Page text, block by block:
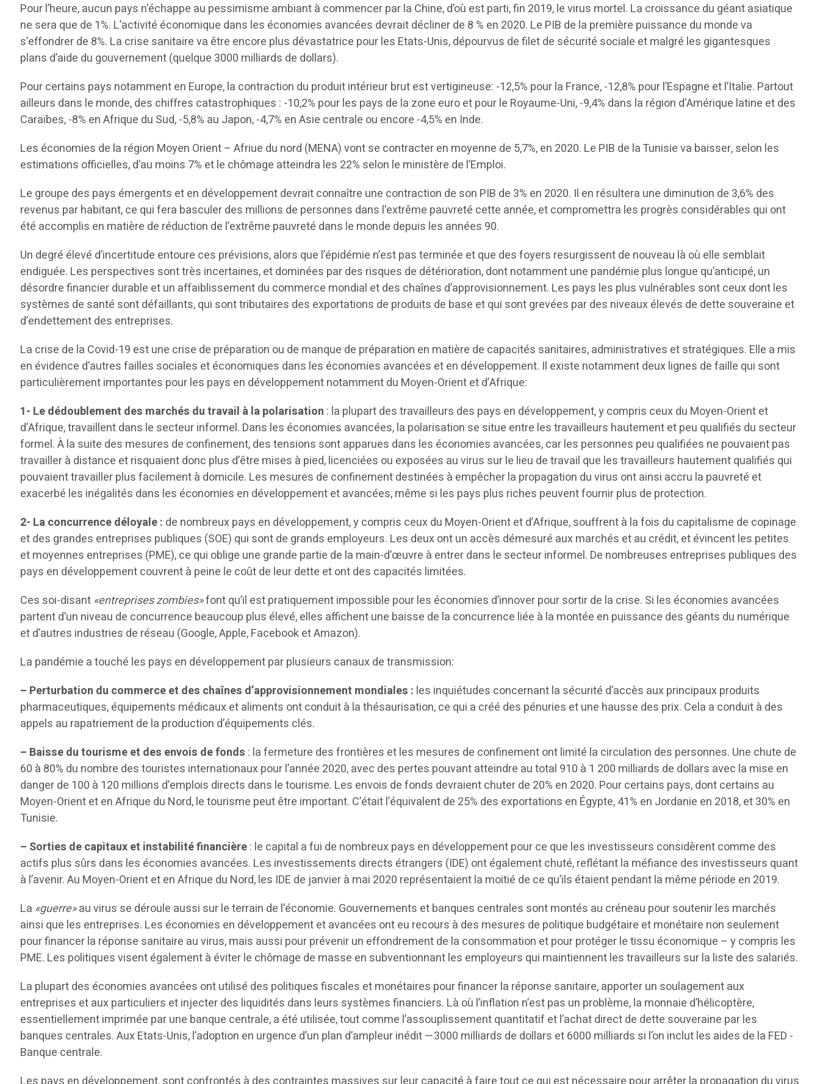
Pour l’heure, aucun pays n’échappe au pessimisme ambiant à commencer par la Chine, d’où est parti, fin 2019, le virus mortel. La croissance du géant asiatique
ne sera que de 1%. L’activité économique dans les économies avancées devrait décliner de 8 % en 2020. Le PIB de la première puissance du monde va
s’effondrer de 8%. La crise sanitaire va être encore plus dévastatrice pour les Etats-Unis, dépourvus de filet de sécurité sociale et malgré les gigantesques
plans d’aide du gouvernement (quelque 3000 milliards de dollars).
Pour certains pays notamment en Europe, la contraction du produit intérieur brut est vertigineuse: -12,5% pour la France, -12,8% pour l’Espagne et l’Italie. Partout
ailleurs dans le monde, des chiffres catastrophiques : -10,2% pour les pays de la zone euro et pour le Royaume-Uni, -9,4% dans la région d’Amérique latine et des
Caraïbes, -8% en Afrique du Sud, -5,8% au Japon, -4,7% en Asie centrale ou encore -4,5% en Inde.
Les économies de la région Moyen Orient – Afriue du nord (MENA) vont se contracter en moyenne de 5,7%, en 2020. Le PIB de la Tunisie va baisser, selon les
estimations officielles, d’au moins 7% et le chômage atteindra les 22% selon le ministère de l’Emploi.
Le groupe des pays émergents et en développement devrait connaître une contraction de son PIB de 3% en 2020. Il en résultera une diminution de 3,6% des
revenus par habitant, ce qui fera basculer des millions de personnes dans l’extrême pauvreté cette année, et compromettra les progrès considérables qui ont
été accomplis en matière de réduction de l’extrême pauvreté dans le monde depuis les années 90.
Un degré élevé d’incertitude entoure ces prévisions, alors que l’épidémie n’est pas terminée et que des foyers resurgissent de nouveau là où elle semblait
endiguée. Les perspectives sont très incertaines, et dominées par des risques de détérioration, dont notamment une pandémie plus longue qu’anticipé, un
désordre financier durable et un affaiblissement du commerce mondial et des chaînes d’approvisionnement. Les pays les plus vulnérables sont ceux dont les
systèmes de santé sont défaillants, qui sont tributaires des exportations de produits de base et qui sont grevées par des niveaux élevés de dette souveraine et
d’endettement des entreprises.
La crise de la Covid-19 est une crise de préparation ou de manque de préparation en matière de capacités sanitaires, administratives et stratégiques. Elle a mis
en évidence d’autres failles sociales et économiques dans les économies avancées et en développement. Il existe notamment deux lignes de faille qui sont
particulièrement importantes pour les pays en développement notamment du Moyen-Orient et d’Afrique:
1- Le dédoublement des marchés du travail à la polarisation : la plupart des travailleurs des pays en développement, y compris ceux du Moyen-Orient et
d’Afrique, travaillent dans le secteur informel. Dans les économies avancées, la polarisation se situe entre les travailleurs hautement et peu qualifiés du secteur
formel. À la suite des mesures de confinement, des tensions sont apparues dans les économies avancées, car les personnes peu qualifiées ne pouvaient pas
travailler à distance et risquaient donc plus d’être mises à pied, licenciées ou exposées au virus sur le lieu de travail que les travailleurs hautement qualifiés qui
pouvaient travailler plus facilement à domicile. Les mesures de confinement destinées à empêcher la propagation du virus ont ainsi accru la pauvreté et
exacerbé les inégalités dans les économies en développement et avancées, même si les pays plus riches peuvent fournir plus de protection.
2- La concurrence déloyale : de nombreux pays en développement, y compris ceux du Moyen-Orient et d’Afrique, souffrent à la fois du capitalisme de copinage
et des grandes entreprises publiques (SOE) qui sont de grands employeurs. Les deux ont un accès démesuré aux marchés et au crédit, et évincent les petites
et moyennes entreprises (PME), ce qui oblige une grande partie de la main-d’œuvre à entrer dans le secteur informel. De nombreuses entreprises publiques des
pays en développement couvrent à peine le coût de leur dette et ont des capacités limitées.
Ces soi-disant «entreprises zombies»font qu’il est pratiquement impossible pour les économies d’innover pour sortir de la crise. Si les économies avancées
partent d’un niveau de concurrence beaucoup plus élevé, elles affichent une baisse de la concurrence liée à la montée en puissance des géants du numérique
et d’autres industries de réseau (Google, Apple, Facebook et Amazon).
La pandémie a touché les pays en développement par plusieurs canaux de transmission:
– Perturbation du commerce et des chaînes d’approvisionnement mondiales : les inquiétudes concernant la sécurité d’accès aux principaux produits
pharmaceutiques, équipements médicaux et aliments ont conduit à la thésaurisation, ce qui a créé des pénuries et une hausse des prix. Cela a conduit à des
appels au rapatriement de la production d’équipements clés.
– Baisse du tourisme et des envois de fonds : la fermeture des frontières et les mesures de confinement ont limité la circulation des personnes. Une chute de
60 à 80% du nombre des touristes internationaux pour l’année 2020, avec des pertes pouvant atteindre au total 910 à 1 200 milliards de dollars avec la mise en
danger de 100 à 120 millions d’emplois directs dans le tourisme. Les envois de fonds devraient chuter de 20% en 2020. Pour certains pays, dont certains au
Moyen-Orient et en Afrique du Nord, le tourisme peut être important. C’était l’équivalent de 25% des exportations en Égypte, 41% en Jordanie en 2018, et 30% en
Tunisie.
– Sorties de capitaux et instabilité financière: le capital a fui de nombreux pays en développement pour ce que les investisseurs considèrent comme des
actifs plus sûrs dans les économies avancées. Les investissements directs étrangers (IDE) ont également chuté, reflétant la méfiance des investisseurs quant
à l’avenir. Au Moyen-Orient et en Afrique du Nord, les IDE de janvier à mai 2020 représentaient la moitié de ce qu’ils étaient pendant la même période en 2019.
La «guerre»au virus se déroule aussi sur le terrain de l’économie. Gouvernements et banques centrales sont montés au créneau pour soutenir les marchés
ainsi que les entreprises. Les économies en développement et avancées ont eu recours à des mesures de politique budgétaire et monétaire non seulement
pour financer la réponse sanitaire au virus, mais aussi pour prévenir un effondrement de la consommation et pour protéger le tissu économique – y compris les
PME. Les politiques visent également à éviter le chômage de masse en subventionnant les employeurs qui maintiennent les travailleurs sur la liste des salariés.
La plupart des économies avancées ont utilisé des politiques fiscales et monétaires pour financer la réponse sanitaire, apporter un soulagement aux
entreprises et aux particuliers et injecter des liquidités dans leurs systèmes financiers. Là où l’inflation n’est pas un problème, la monnaie d’hélicoptère,
essentiellement imprimée par une banque centrale, a été utilisée, tout comme l’assouplissement quantitatif et l’achat direct de dette souveraine par les
banques centrales. Aux Etats-Unis, l’adoption en urgence d’un plan d’ampleur inédit —3000 milliards de dollars et 6000 milliards si l’on inclut les aides de la FED -
Banque centrale.